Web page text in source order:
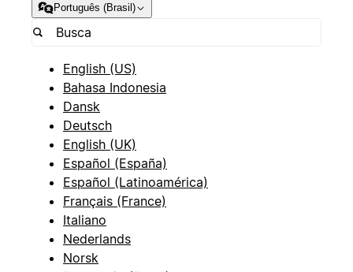
Português (Brasil)
English (US)
Bahasa Indonesia
Dansk
Deutsch
English (UK)
Español (España)
Español (Latinoamérica)
Français (France)
Italiano
Nederlands
Norsk